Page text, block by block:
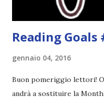
Reading Goals
gennaio 04, 2016
Buon pomeriggio lettori!
andrà a sostituire la